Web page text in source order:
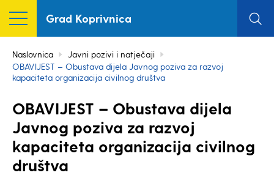
Grad Koprivnica
Naslovnica
Javni pozivi i natječaji
OBAVIJEST – Obustava dijela Javnog poziva za razvoj
kapaciteta organizacija civilnog društva
OBAVIJEST – Obustava dijela
Javnog poziva za razvoj
kapaciteta organizacija civilnog
društva